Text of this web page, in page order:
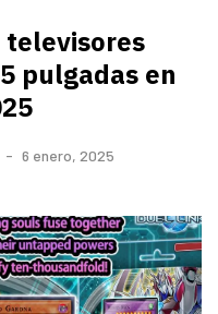
televisores
pulgadas en
6 enero, 2025